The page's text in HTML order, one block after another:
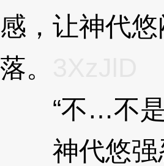
感，让神代
落。
“不…不是
神代悠强